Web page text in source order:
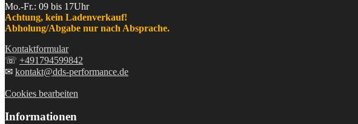
Mo.-Fr.: 09 bis 17Uhr
Achtung, kein Ladenverkauf!
Abholung/Abgabe nur nach Absprache.
Kontaktformular
☏ +491794599842
✉ kontakt@dds-performance.de
Cookies bearbeiten
Informationen